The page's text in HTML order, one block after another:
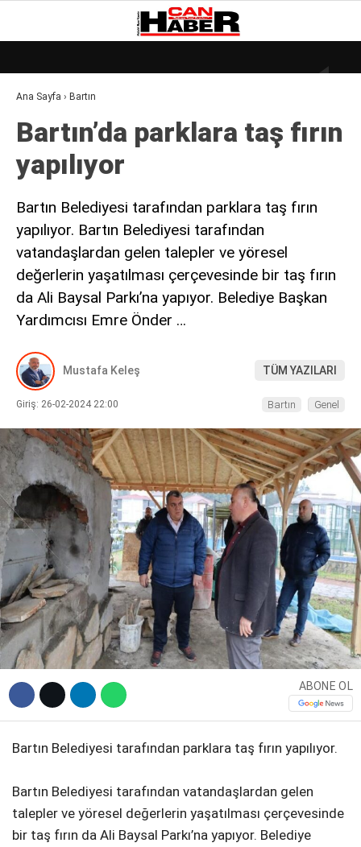
WhatsApp İhbar Hattı
Facebook
Instagram
18.5°
GALERİ
DÜNYA
EKONOMI
KÜLÜR – SANAT
MAGAZIN
SAĞLIK
POLITIKA
ASAYIŞ
DIĞER
Ana Sayfa › Bartın
Bartın’da parklara taş fırın
yapılıyor
Bartın Belediyesi tarafından parklara taş fırın
yapılıyor. Bartın Belediyesi tarafından
vatandaşlardan gelen talepler ve yöresel
değerlerin yaşatılması çerçevesinde bir taş fırın
da Ali Baysal Parkı’na yapıyor. Belediye Başkan
Yardımcısı Emre Önder …
Mustafa Keleş TÜM YAZILARI
Giriş: 26-02-2024 22:00 Bartın Genel
ABONE OL
Bartın Belediyesi tarafından parklara taş fırın yapılıyor.
Bartın Belediyesi tarafından vatandaşlardan gelen
talepler ve yöresel değerlerin yaşatılması çerçevesinde
bir taş fırın da Ali Baysal Parkı’na yapıyor. Belediye